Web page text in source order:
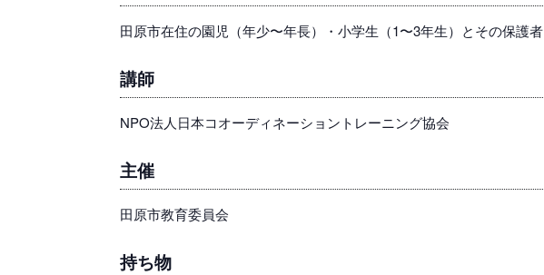
田原市在住の園児（年少〜年長）・小学生（1〜3年生）とその保護者
講師
NPO法人日本コオーディネーショントレーニング協会
主催
田原市教育委員会
持ち物